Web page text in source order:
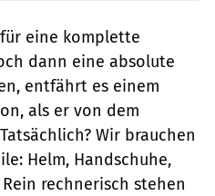
eine komplette
dann eine absolute
entfährt es einem
als er von dem
Wir brauchen
Helm, Handschuhe,
rechnerisch stehen